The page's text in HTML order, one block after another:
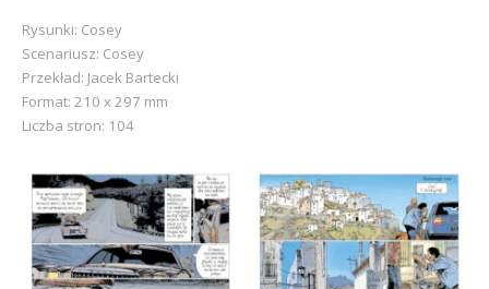
Rysunki: Cosey
Scenariusz: Cosey
Przekład: Jacek Bartecki
Format: 210 x 297 mm
Liczba stron: 104